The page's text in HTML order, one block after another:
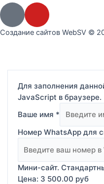
Создание сайтов WebSV ©
Для заполнения
JavaScript в браузере.
Ваше имя *
Номер WhatsApp для
Мини-сайт.
Цена: 3 500.00 pyб